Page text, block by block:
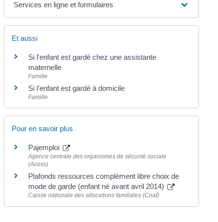
Services en ligne et formulaires
Et aussi
Si l'enfant est gardé chez une assistante
maternelle
Famille
Si l'enfant est gardé à domicile
Famille
Pour en savoir plus
Pajemploi
Agence centrale des organismes de sécurité sociale
(Acoss)
Plafonds ressources complément libre choix de
mode de garde (enfant né avant avril 2014)
Caisse nationale des allocations familiales (Cnaf)